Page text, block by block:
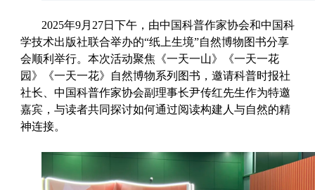
2025年9月27日下午，由中国科普作家协会和中国科
学技术出版社联合举办的“纸上生境”自然博物图书分享
会顺利举行。本次活动聚焦《一天一山》《一天一花
园》《一天一花》自然博物系列图书，邀请科普时报社
社长、中国科普作家协会副理事长尹传红先生作为特邀
嘉宾，与读者共同探讨如何通过阅读构建人与自然的精
神连接。